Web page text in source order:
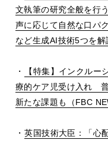
文執筆の研究全般を行う
声に応じて自然な口パ
など生成AI技術5つを解
・
【特集】インクル
療的ケア児受け入れ
新たな課題も（FBC
・英国技術大臣：「心